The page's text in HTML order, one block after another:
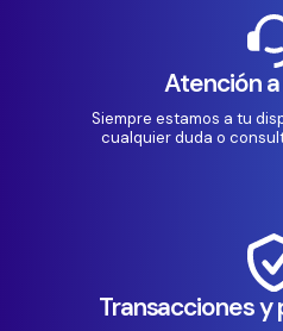
Atención
Siempre estamos a tu
cualquier duda o
Transacciones y